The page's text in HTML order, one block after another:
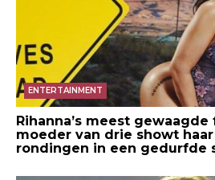
ENTERTAINMENT
Rihanna’s meest gewaagde
moeder van drie showt
rondingen in een gedurfde